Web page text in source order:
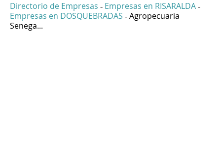
Directorio de Empresas - Empresas en RISARALDA -
Empresas en DOSQUEBRADAS - Agropecuaria
Senega...